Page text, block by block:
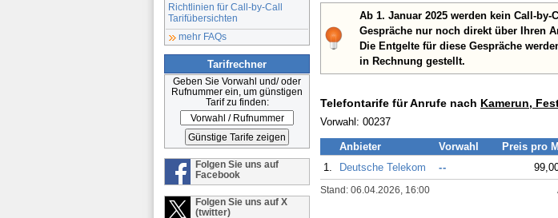
Richtlinien für Call-by-Call
Tarifübersichten
mehr FAQs
Tarifrechner
Geben Sie Vorwahl und/ oder
Rufnummer ein, um günstigen
Tarif zu finden:
Folgen Sie uns auf
Facebook
Folgen Sie uns auf X
(twitter)
Ab 1. Januar 2025 werden kein Call-
Gespräche nur noch direkt über Ihren
Die Entgelte für diese Gespräche
in Rechnung gestellt.
Telefontarife für Anrufe nach Kamerun,
Vorwahl: 00237
Anbieter Vorwahl Preis pro
1.
Deutsche Telekom --
Stand: 06.04.2026, 16:00